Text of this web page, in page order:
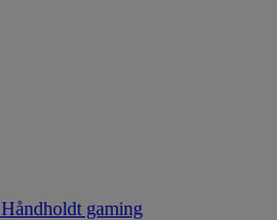
Håndholdt gaming